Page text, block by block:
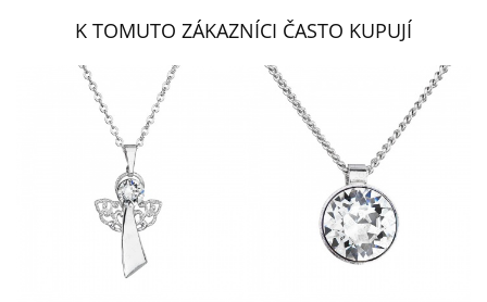
K TOMUTO ZÁKAZNÍCI ČASTO KUPUJÍ